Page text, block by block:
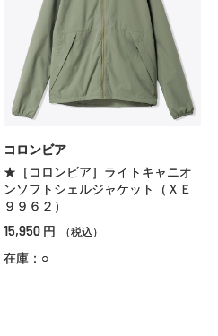
コロンビア
★［コロンビア］ライトキャニオ
ンソフトシェルジャケット（ＸＥ
９９６２）
15,950 円 （税込）
在庫：○